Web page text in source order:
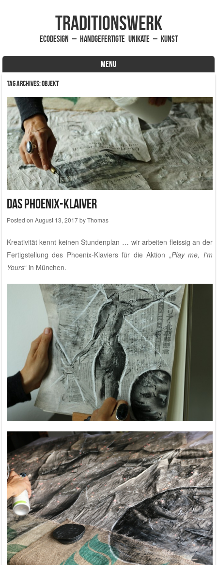
traditionsWerk
EcoDesign – handgefertigte Unikate – Kunst
MENU
Skip to content
Tag Archives:Objekt
Das Phoenix-Klaiver
Posted on August 13, 2017byThomas
Kreativität kennt keinen Stundenplan … wir arbeiten fleissig an der
Fertigstellung des Phoenix-Klaviers für die Aktion „Play me, I’m
Yours“ in München.